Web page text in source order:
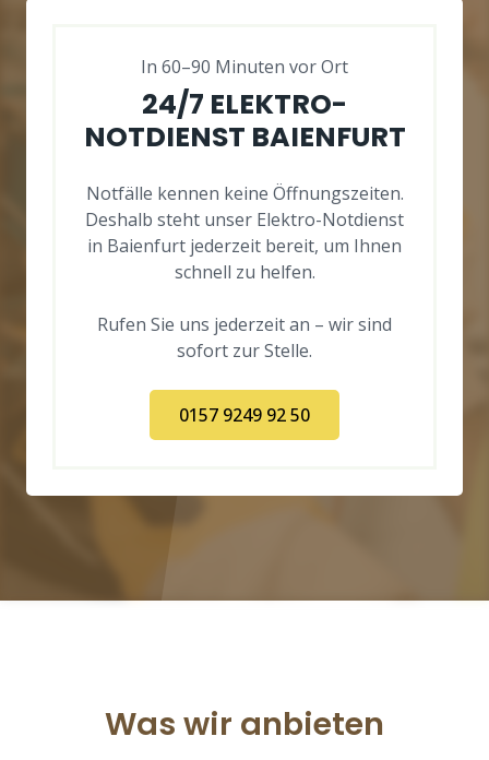
In 60–90 Minuten vor Ort
24/7 ELEKTRO-
NOTDIENST BAIENFURT
Notfälle kennen keine Öffnungszeiten.
Deshalb steht unser Elektro-Notdienst
in Baienfurt jederzeit bereit, um Ihnen
schnell zu helfen.
Rufen Sie uns jederzeit an – wir sind
sofort zur Stelle.
0157 9249 92 50
Was wir anbieten